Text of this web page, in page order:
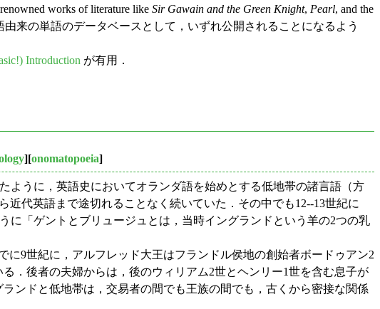
works of literature like Sir Gawain and the Green Knight, Pearl, and the
来の単語のデータベースとして，いずれ公開されることになるよう
Introduction が有用．
][onomatopoeia]
ように，英語史においてオランダ語を始めとする低地帯の諸言語（方
代英語まで途切れることなく続いていた．その中でも12--13世紀に
に「ゲントとブリュージュとは，当時イングランドという羊の2つの乳
9世紀に，アルフレッド大王はフランドル侯地の創始者ボードゥアン2
．後者の夫婦からは，後のウィリアム2世とヘンリー1世を含む息子が
ンドと低地帯は，交易者の間でも王族の間でも，古くから密接な関係